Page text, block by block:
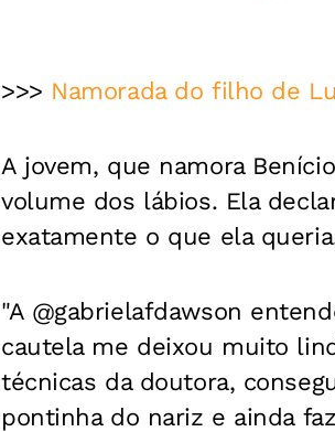
>>> Namorada do filho de
A jovem, que namora
volume dos lábios. Ela
exatamente o que ela
"A @gabrielafdawson
cautela me deixou muito
técnicas da doutora,
pontinha do nariz e ainda